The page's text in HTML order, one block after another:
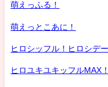
萌えっふる！
萌えっとこあに！
ヒロシッフル！ヒロシデ
ヒロユキユキッフルMAX